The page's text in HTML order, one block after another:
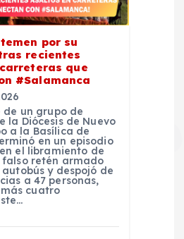
por su
recientes
que
#Salamanca
de un grupo de
la Diócesis de Nuevo
a la Basílica de
en un episodio
el libramiento de
retén armado
y despojó de
a 47 personas,
cuatro